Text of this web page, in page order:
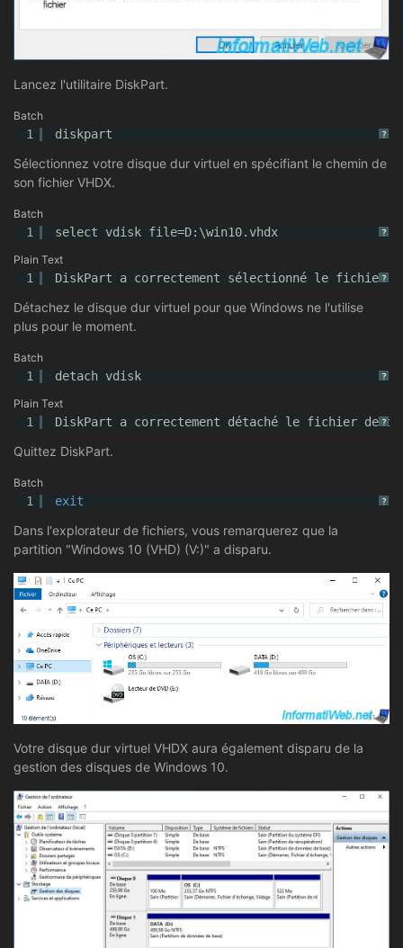
Lancez l'utilitaire DiskPart.
Batch
?
1 diskpart
Sélectionnez votre disque dur virtuel en spécifiant le chemin de
son fichier VHDX.
Batch
?
1 select vdisk file=D:\win10.vhdx
Plain Text
?
1 DiskPart a correctement sélectionné le fichier
Détachez le disque dur virtuel pour que Windows ne l'utilise
plus pour le moment.
Batch
?
1 detach vdisk
Plain Text
?
1 DiskPart a correctement détaché le fichier de
Quittez DiskPart.
Batch
?
1 exit
Dans l'explorateur de fichiers, vous remarquerez que la
partition "Windows 10 (VHD) (V:)" a disparu.
Votre disque dur virtuel VHDX aura également disparu de la
gestion des disques de Windows 10.